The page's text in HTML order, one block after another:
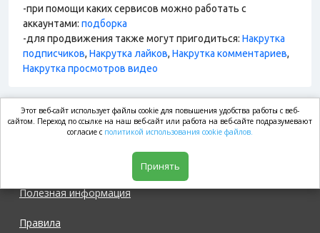
-при помощи каких сервисов можно работать с
аккаунтами: подборка
-для продвижения также могут пригодиться: Накрутка
подписчиков, Накрутка лайков, Накрутка комментариев,
Накрутка просмотров видео
market.com
Полезная информация
Правила
Этот веб-сайт использует файлы cookie для повышения удобства работы с веб-
сайтом. Переход по ссылке на наш веб-сайт или работа на веб-сайте подразумевают
согласие с политикой использования cookie файлов.
Принять